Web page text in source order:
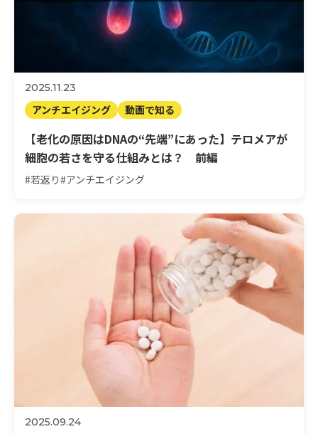
2025.11.23
アンチエイジング 動画で知る
【老化の原因はDNAの“先端”にあった】テロメアが
細胞の若さを守る仕組みとは？ 前編
#若返り#アンチエイジング
2025.09.24